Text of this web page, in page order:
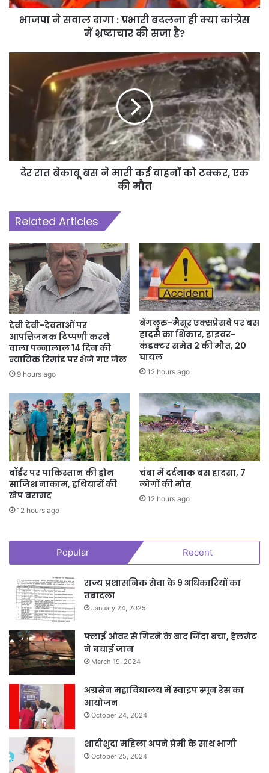
भाजपा ने सवाल दागा : प्रभारी बदलना ही क्या कांग्रेस
में भ्रष्टाचार की सजा है?
देर रात बेकाबू बस ने मारी कई वाहनों को टक्कर, एक
की मौत
Related Articles
देवी देवी-देवताओं पर
आपत्तिजनक टिप्पणी करने
वाला पन्नालाल 14 दिन की
न्यायिक रिमांड पर भेजे गए जेल
9 hours ago
बेंगलुरु-मैसूर एक्सप्रेसवे पर बस
हादसे का शिकार, ड्राइवर-
कंडक्टर समेत 2 की मौत, 20
घायल
12 hours ago
बॉर्डर पर पाकिस्तान की ड्रोन
साजिश नाकाम, हथियारों की
खेप बरामद
12 hours ago
चंबा में दर्दनाक बस हादसा, 7
लोगों की मौत
12 hours ago
Popular Recent
राज्य प्रशासनिक सेवा के 9 अधिकारियों का
तबादला
January 24, 2025
फ्लाई ओवर से गिरने के बाद जिंदा बचा, हेलमेट
ने बचाई जान
March 19, 2024
अग्रसेन महाविद्यालय में स्वाइप स्पून रेस का
आयोजन
October 24, 2024
शादीशुदा महिला अपने प्रेमी के साथ भागी
October 25, 2024